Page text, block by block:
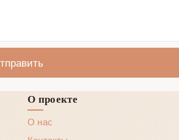
О проекте
О нас